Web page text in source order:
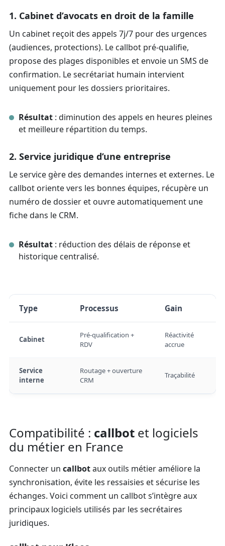
1. Cabinet d’avocats en droit de la famille
Un cabinet reçoit des appels 7j/7 pour des urgences
(audiences, protections). Le callbot pré-qualifie,
propose des plages disponibles et envoie un SMS de
confirmation. Le secrétariat humain intervient
uniquement pour les dossiers prioritaires.
Résultat : diminution des appels en heures pleines
et meilleure répartition du temps.
2. Service juridique d’une entreprise
Le service gère des demandes internes et externes. Le
callbot oriente vers les bonnes équipes, récupère un
numéro de dossier et ouvre automatiquement une
fiche dans le CRM.
Résultat : réduction des délais de réponse et
historique centralisé.
Type Processus Gain
Cabinet
Pré-qualification +
RDV
Réactivité
accrue
Service
interne
Routage + ouverture
CRM
Traçabilité
Compatibilité : callbot et logiciels
du métier en France
Connecter un callbotaux outils métier améliore la
synchronisation, évite les ressaisies et sécurise les
échanges. Voici comment un callbot s’intègre aux
principaux logiciels utilisés par les secrétaires
juridiques.